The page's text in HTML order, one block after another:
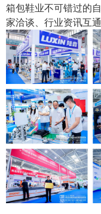
箱包鞋业不可错过的
家洽谈、行业资讯互通